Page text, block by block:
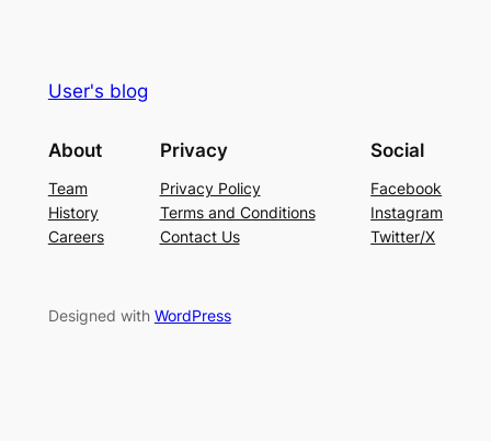
User's blog
About
Team
History
Careers
Privacy
Privacy Policy
Terms and Conditions
Contact Us
Social
Facebook
Instagram
Twitter/X
Designed with WordPress